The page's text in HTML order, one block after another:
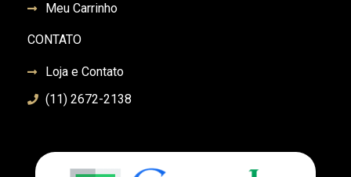
Meu Carrinho
CONTATO
Loja e Contato
(11) 2672-2138